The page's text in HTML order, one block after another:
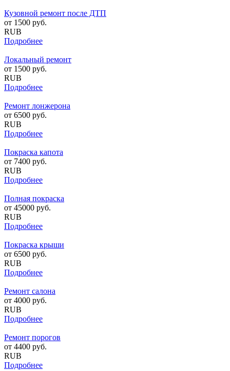
Кузовной ремонт после ДТП
от 1500 руб.
RUB
Подробнее
Локальный ремонт
от 1500 руб.
RUB
Подробнее
Ремонт лонжерона
от 6500 руб.
RUB
Подробнее
Покраска капота
от 7400 руб.
RUB
Подробнее
Полная покраска
от 45000 руб.
RUB
Подробнее
Покраска крыши
от 6500 руб.
RUB
Подробнее
Ремонт салона
от 4000 руб.
RUB
Подробнее
Ремонт порогов
от 4400 руб.
RUB
Подробнее